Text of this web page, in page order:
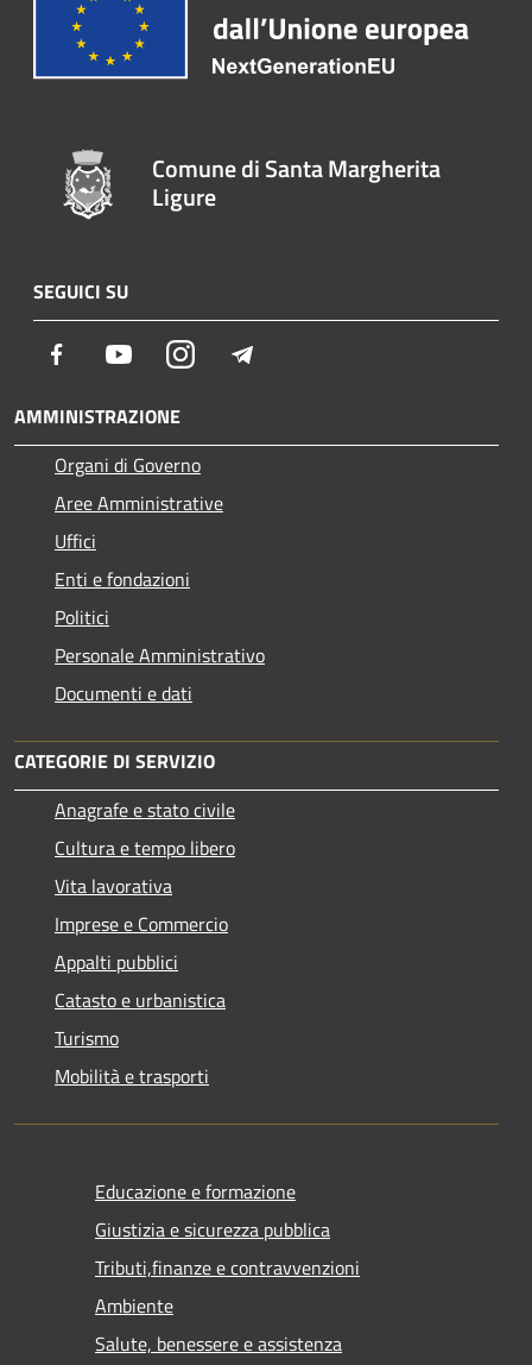
Comune di Santa Margherita
Ligure
SEGUICI SU
Facebook YoutubeInstagram
AMMINISTRAZIONE
Organi di Governo
Aree Amministrative
Uffici
Enti e fondazioni
Politici
Personale Amministrativo
Documenti e dati
CATEGORIE DI SERVIZIO
Anagrafe e stato civile
Cultura e tempo libero
Vita lavorativa
Imprese e Commercio
Appalti pubblici
Catasto e urbanistica
Turismo
Mobilità e trasporti
Educazione e formazione
Giustizia e sicurezza pubblica
Tributi,finanze e contravvenzioni
Ambiente
Salute, benessere e assistenza